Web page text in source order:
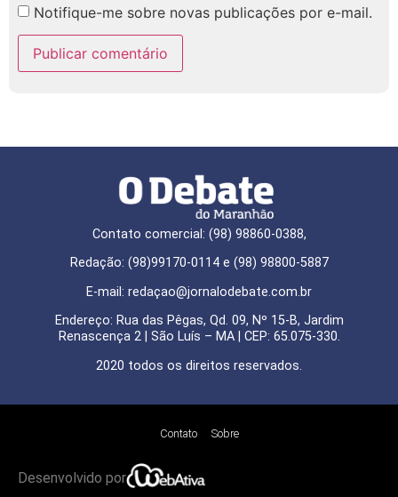
Notifique-me sobre novas publicações por e-mail.
Contato comercial: (98) 98860-0388,
Redação: (98)99170-0114 e (98) 98800-5887
E-mail: redaçao@jornalodebate.com.br
Endereço: Rua das Pêgas, Qd. 09, Nº 15-B, Jardim
Renascença 2 | São Luís – MA | CEP: 65.075-330.
2020 todos os direitos reservados.
Contato Sobre
Desenvolvido por